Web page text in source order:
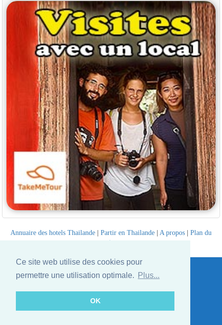
Ce site web utilise des cookies pour
permettre une utilisation optimale.
Plus...
OK
Annuaire des hotels Thailande | Partir en Thailande | A propos | Plan du
site